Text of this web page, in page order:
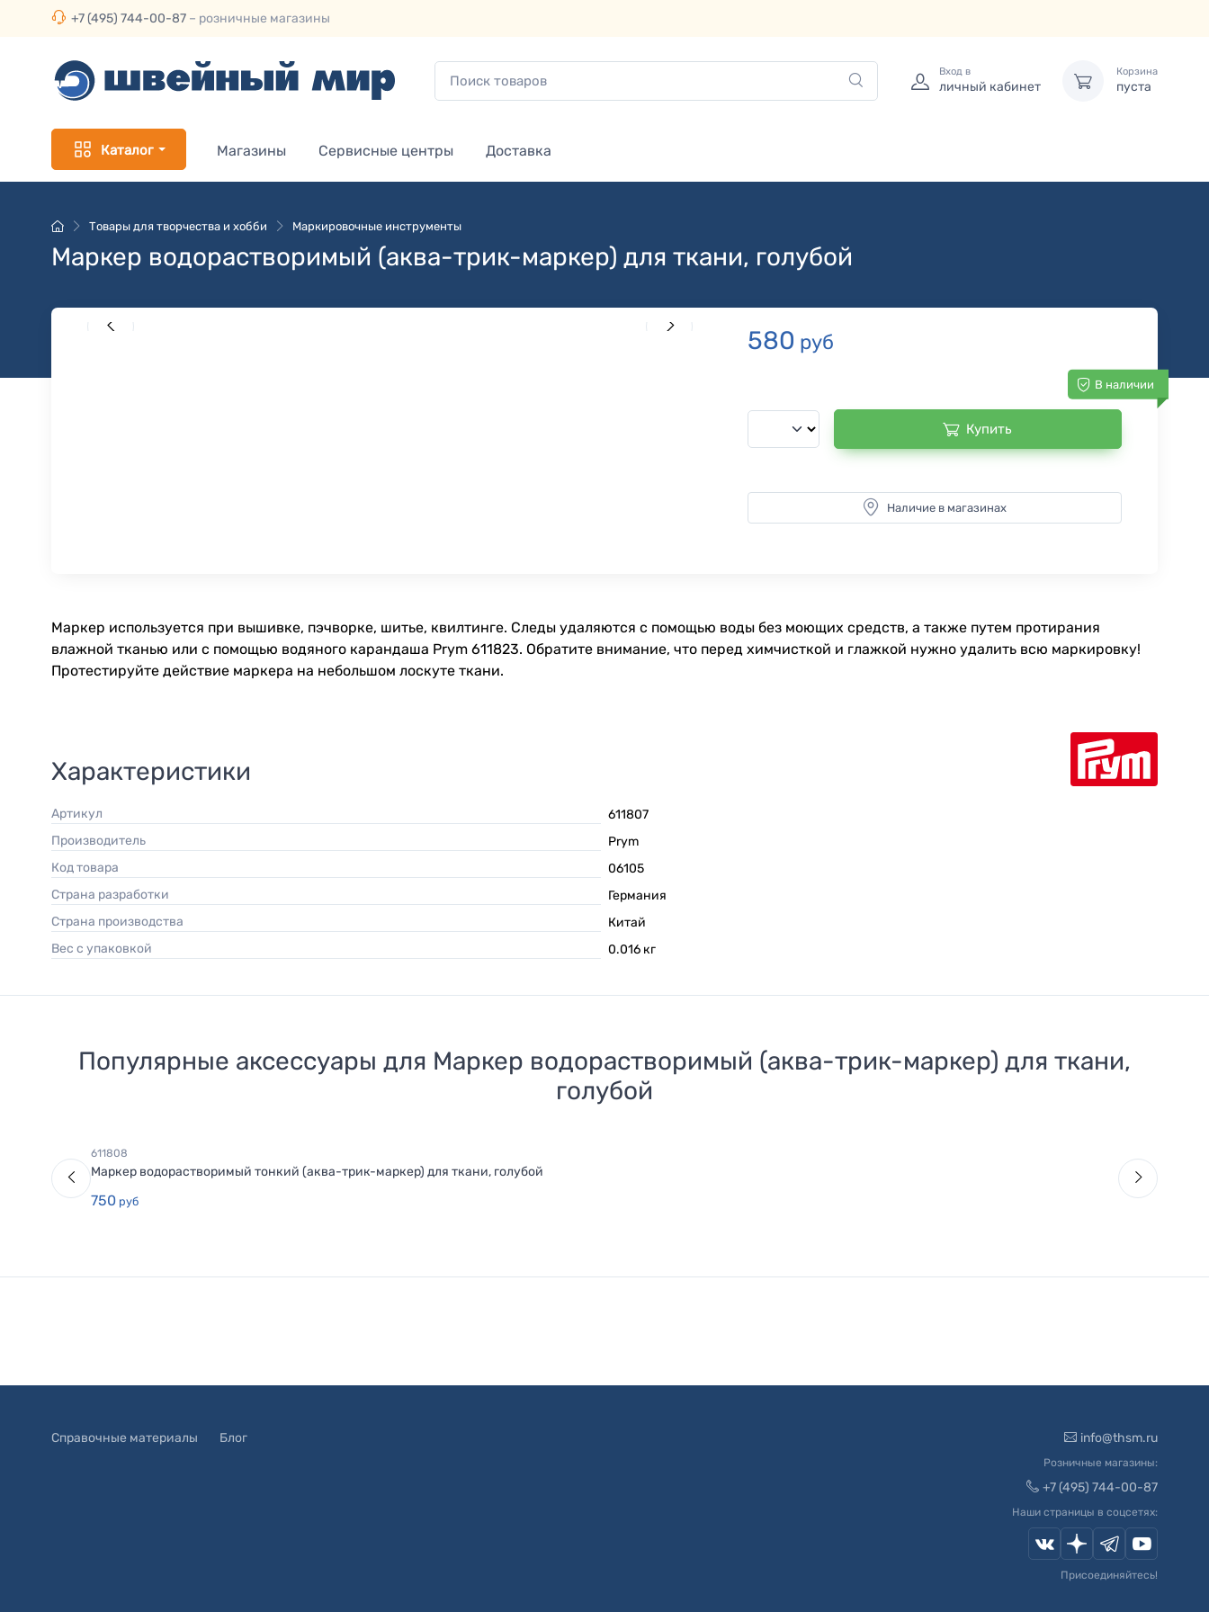
+7 (495) 744-00-87 – розничные магазины
Вход в
личный кабинет
Корзина
пуста
Каталог Магазины Сервисные центры Доставка
Товары для творчества и хобби Маркировочные инструменты
Маркер водорастворимый (аква-трик-маркер) для ткани, голубой
580 руб
В наличии
Купить
Наличие в магазинах
Маркер используется при вышивке, пэчворке, шитье, квилтинге. Следы удаляются с помощью воды без моющих средств, а также путем протирания
влажной тканью или с помощью водяного карандаша Prym 611823. Обратите внимание, что перед химчисткой и глажкой нужно удалить всю маркировку!
Протестируйте действие маркера на небольшом лоскуте ткани.
Характеристики
Артикул
611807
Производитель
Prym
Код товара
06105
Страна разработки
Германия
Страна производства
Китай
Вес с упаковкой
0.016 кг
Популярные аксессуары для Маркер водорастворимый (аква-трик-маркер) для ткани,
голубой
611808
Маркер водорастворимый тонкий (аква-трик-маркер) для ткани, голубой
750 руб
Справочные материалы Блог info@thsm.ru
Розничные магазины:
+7 (495) 744-00-87
Наши страницы в соцсетях:
Присоединяйтесь!